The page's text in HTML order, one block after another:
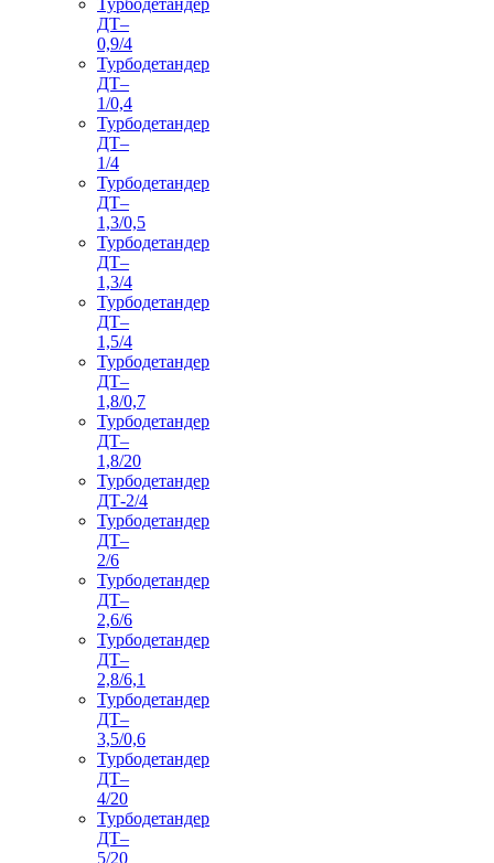
ДТ–
0,9/4
Турбодетандер
ДТ–
1/0,4
Турбодетандер
ДТ–
1/4
Турбодетандер
ДТ–
1,3/0,5
Турбодетандер
ДТ–
1,3/4
Турбодетандер
ДТ–
1,5/4
Турбодетандер
ДТ–
1,8/0,7
Турбодетандер
ДТ–
1,8/20
Турбодетандер
ДТ-2/4
Турбодетандер
ДТ–
2/6
Турбодетандер
ДТ–
2,6/6
Турбодетандер
ДТ–
2,8/6,1
Турбодетандер
ДТ–
3,5/0,6
Турбодетандер
ДТ–
4/20
Турбодетандер
ДТ–
5/20